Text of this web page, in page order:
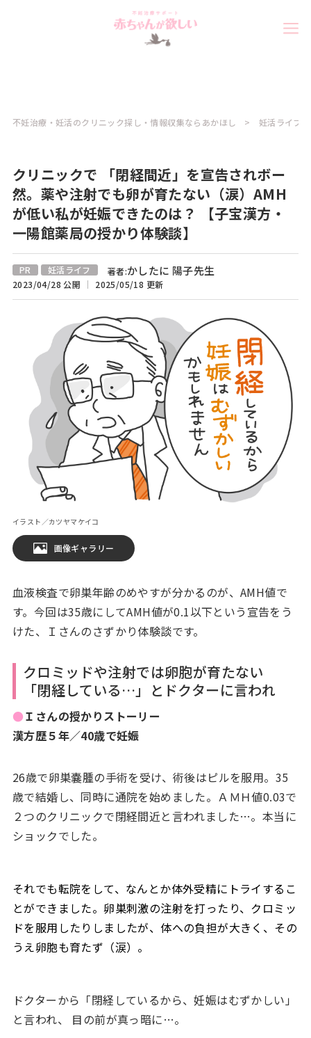
不妊治療・妊活のクリニック探し・情報収集ならあかほし 妊活ライフ
クリニックで 「閉経間近」を宣告されボー
然。薬や注射でも卵が育たない（涙）AMH
が低い私が妊娠できたのは？ 【子宝漢方・
一陽館薬局の授かり体験談】
PR 妊活ライフ 著者:かしたに 陽子先生
2023/04/28 公開 2025/05/18 更新
イラスト／カツヤマケイコ
画像ギャラリー
血液検査で卵巣年齢のめやすが分かるのが、AMH値で
す。今回は35歳にしてAMH値が0.1以下という宣告をう
けた、Ｉさんのさずかり体験談です。
クロミッドや注射では卵胞が育たない
「閉経している…」とドクターに言われ
●Ｉさんの授かりストーリー
漢方歴５年／40歳で妊娠
26歳で卵巣嚢腫の手術を受け、術後はピルを服用。35
歳で結婚し、同時に通院を始めました。ＡＭＨ値0.03で
２つのクリニックで閉経間近と言われました…。本当に
ショックでした。
それでも転院をして、なんとか体外受精にトライするこ
とができました。卵巣刺激の注射を打ったり、クロミッ
ドを服用したりしましたが、体への負担が大きく、その
うえ卵胞も育たず（涙）。
ドクターから「閉経しているから、妊娠はむずかしい」
と言われ、 目の前が真っ暗に…。